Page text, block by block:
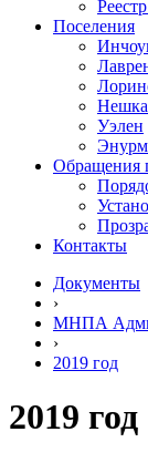
Поселения
Уэлен
Обращения
Контакты
Документы
›
МНПА
›
2019 год
2019 год